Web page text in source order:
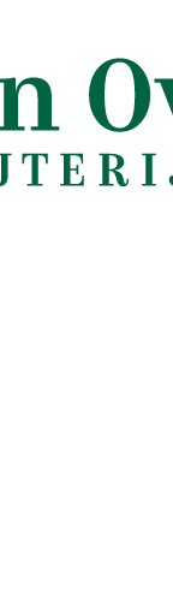
0.375
and apricots.
A top sweet
well as the rich,
deep and long.